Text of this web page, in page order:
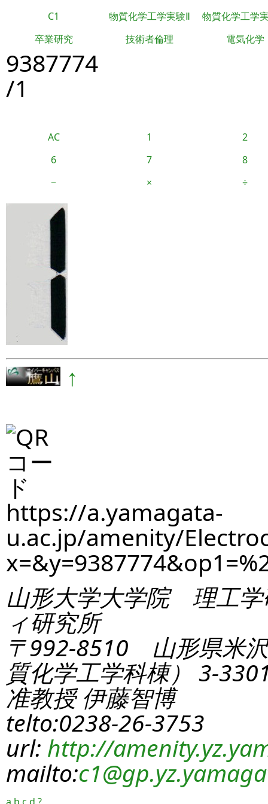
C1 物質化学工学実験Ⅱ
物質化学工学
卒業研究
技術者倫理 電気化学
9387774
/1
AC 1
2
6
7
8
−
× ÷
↑
https://a.yamagata-
u.ac.jp/amenity/
山形大学大学院 理工学
ィ研究所
〒992-8510 山形県米
質化学工学科棟） 3-
准教授 伊藤智博
telto:0238-26-3753
url: http://
mailto:c1